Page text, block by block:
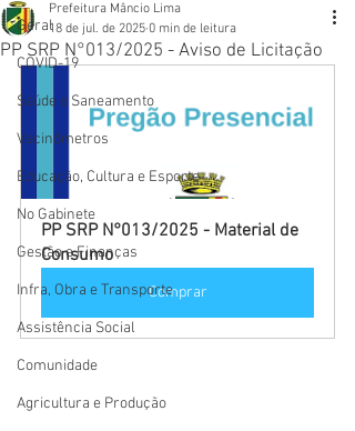
Geral
COVID-19
Saúde e Saneamento
Vacinômetros
Educação, Cultura e Esporte
No Gabinete
Gestão e Finanças
Infra, Obra e Transporte
Assistência Social
Comunidade
Agricultura e Produção
PP SRP N°013/2025 - Aviso de Licitação
Prefeitura Mâncio Lima
18 de jul. de 2025 0 min de leitura
PP SRP N°013/2025 - Material de
Consumo
Comprar